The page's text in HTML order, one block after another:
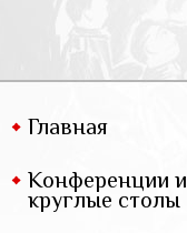
Главная
Конференции и
круглые столы